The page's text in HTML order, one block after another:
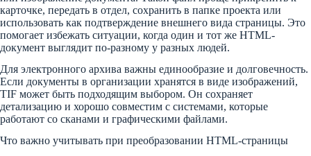
карточке, передать в отдел, сохранить в папке проекта или
использовать как подтверждение внешнего вида страницы. Это
помогает избежать ситуации, когда один и тот же HTML-
документ выглядит по-разному у разных людей.
Для электронного архива важны единообразие и долговечность.
Если документы в организации хранятся в виде изображений,
TIF может быть подходящим выбором. Он сохраняет
детализацию и хорошо совместим с системами, которые
работают со сканами и графическими файлами.
Что важно учитывать при преобразовании HTML-страницы